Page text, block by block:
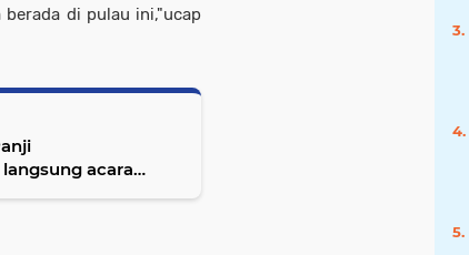
di pulau ini,"ucap
acara